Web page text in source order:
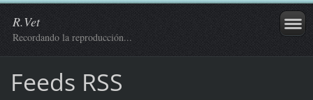
R.Vet
Recordando la reproducción...
Feeds RSS